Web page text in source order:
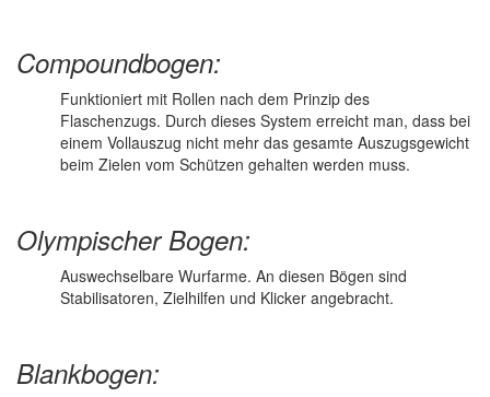
Compoundbogen:
Funktioniert mit Rollen nach dem Prinzip des
Flaschenzugs. Durch dieses System erreicht man, dass bei
einem Vollauszug nicht mehr das gesamte Auszugsgewicht
beim Zielen vom Schützen gehalten werden muss.
Olympischer Bogen:
Auswechselbare Wurfarme. An diesen Bögen sind
Stabilisatoren, Zielhilfen und Klicker angebracht.
Blankbogen: